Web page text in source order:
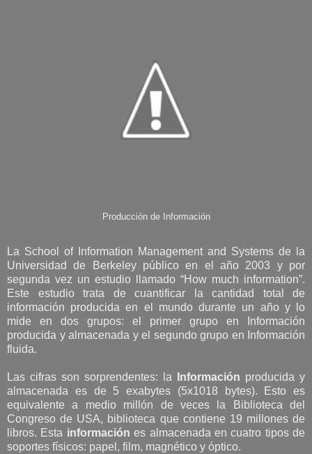
Producción de Información
La School of Information Management and Systems de la
Universidad de Berkeley público en el año 2003 y por
segunda vez un estudio llamado “How much information”.
Este estudio trata de cuantificar la cantidad total de
información producida en el mundo durante un año y lo
mide en dos grupos: el primer grupo en Información
producida y almacenada y el segundo grupo en Información
fluida.
Las cifras son sorprendentes: la Información producida y
almacenada es de 5 exabytes (5x1018 bytes). Esto es
equivalente a medio millón de veces la Biblioteca del
Congreso de USA, biblioteca que contiene 19 millones de
libros. Esta informaciónes almacenada en cuatro tipos de
soportes físicos: papel, film, magnético y óptico.